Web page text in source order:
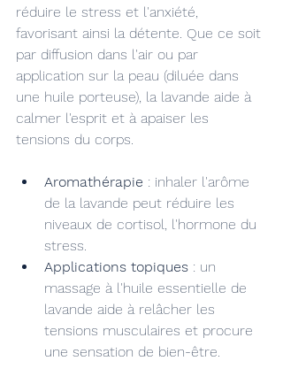
réduire le stress et l'anxiété,
favorisant ainsi la détente. Que ce soit
par diffusion dans l'air ou par
application sur la peau (diluée dans
une huile porteuse), la lavande aide à
calmer l'esprit et à apaiser les
tensions du corps.
Aromathérapie : inhaler l'arôme
de la lavande peut réduire les
niveaux de cortisol, l'hormone du
stress.
Applications topiques : un
massage à l'huile essentielle de
lavande aide à relâcher les
tensions musculaires et procure
une sensation de bien-être.